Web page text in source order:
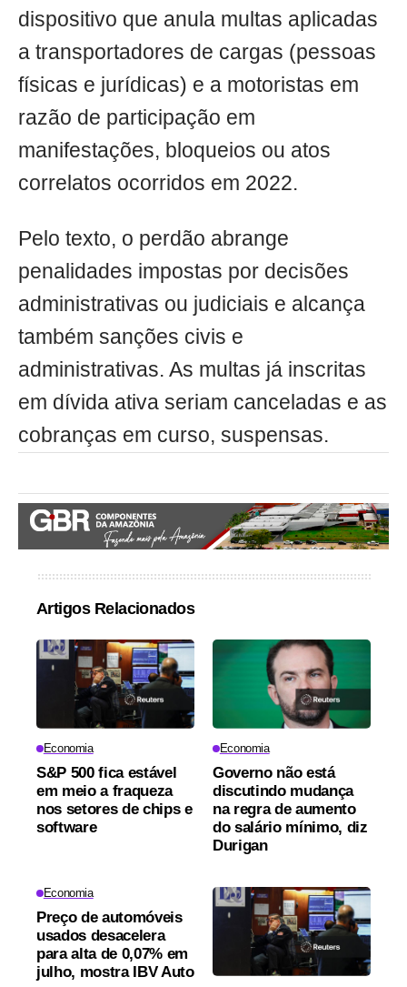
dispositivo que anula multas aplicadas
a transportadores de cargas (pessoas
físicas e jurídicas) e a motoristas em
razão de participação em
manifestações, bloqueios ou atos
correlatos ocorridos em 2022.
Pelo texto, o perdão abrange
penalidades impostas por decisões
administrativas ou judiciais e alcança
também sanções civis e
administrativas. As multas já inscritas
em dívida ativa seriam canceladas e as
cobranças em curso, suspensas.
Artigos Relacionados
Economia
S&P 500 fica estável
em meio a fraqueza
nos setores de chips e
software
Economia
Governo não está
discutindo mudança
na regra de aumento
do salário mínimo, diz
Durigan
Economia
Preço de automóveis
usados desacelera
para alta de 0,07% em
julho, mostra IBV Auto